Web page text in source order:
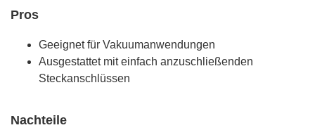
Pros
Geeignet für Vakuumanwendungen
Ausgestattet mit einfach anzuschließenden
Steckanschlüssen
Nachteile